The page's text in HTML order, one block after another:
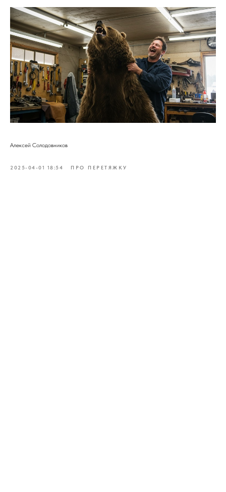
Алексей Солодовников
2025-04-01 18:54 ПРО ПЕРЕТЯЖКУ
аписаться
олитика конфиденциальности
оговор оферты
ИП Солодовников А.Г.
ИНН 253708010143
ОГРН 323253600044540
Recover Auto2026 (с) Владивосток
Контакты
+7984 158-56-98
Владивосток
Заказать
Главная
Коврики
Перешив
интерьера
Авто свет и защита фар